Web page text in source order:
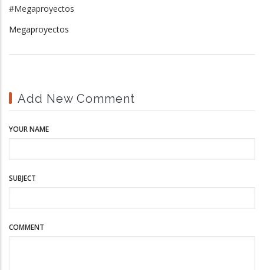
#Megaproyectos
Megaproyectos
Add New Comment
YOUR NAME
SUBJECT
COMMENT